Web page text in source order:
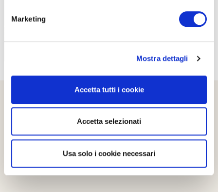
Marketing
Mostra dettagli
Accetta tutti i cookie
Accetta selezionati
Usa solo i cookie necessari